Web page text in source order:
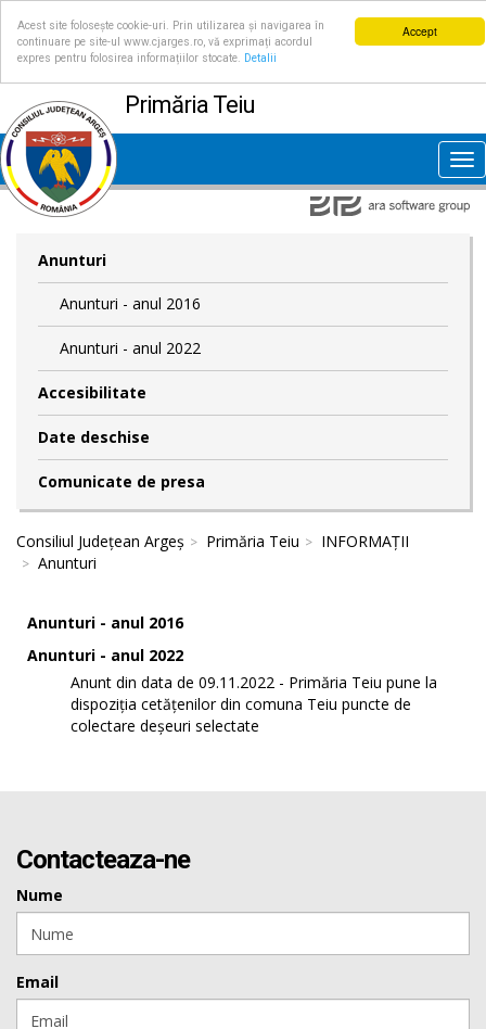
Accept
Acest site folosește cookie-uri. Prin utilizarea și navigarea în
continuare pe site-ul www.cjarges.ro, vă exprimați acordul
expres pentru folosirea informațiilor stocate.
Detalii
Primăria Teiu
Anunturi
Anunturi - anul 2016
Anunturi - anul 2022
Accesibilitate
Date deschise
Comunicate de presa
Consiliul Județean Argeș Primăria Teiu
INFORMAȚII
Anunturi
Anunturi - anul 2016
Anunturi - anul 2022
Anunt din data de 09.11.2022 - Primăria Teiu pune la
dispoziția cetățenilor din comuna Teiu puncte de
colectare deșeuri selectate
Contacteaza-ne
Nume
Email